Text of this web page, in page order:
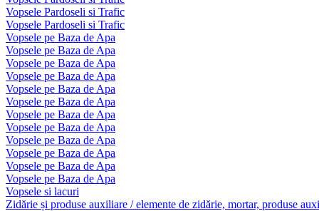
Vopsele Pardoseli si Trafic
Vopsele Pardoseli si Trafic
Vopsele pe Baza de Apa
Vopsele pe Baza de Apa
Vopsele pe Baza de Apa
Vopsele pe Baza de Apa
Vopsele pe Baza de Apa
Vopsele pe Baza de Apa
Vopsele pe Baza de Apa
Vopsele pe Baza de Apa
Vopsele pe Baza de Apa
Vopsele pe Baza de Apa
Vopsele pe Baza de Apa
Vopsele pe Baza de Apa
Vopsele si lacuri
Zidărie și produse auxiliare / elemente de zidărie, mortar, produse